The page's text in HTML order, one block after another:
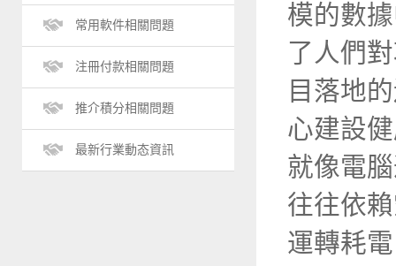
常用軟件相關問題
注冊付款相關問題
推介積分相關問題
最新行業動态資訊
模的數
了人們
目落地
心建設
就像電
往往依
運轉耗